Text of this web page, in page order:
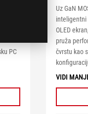
PC
Uz GaN
OLED
pruža
čvrstu kao
VIDI